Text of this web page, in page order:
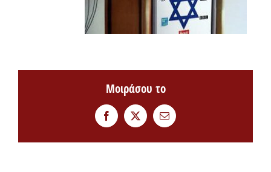
Μοιράσου το
FacebookTwitterEmail